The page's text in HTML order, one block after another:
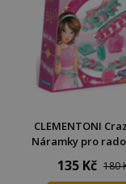
CLEMENTONI
Náramky pro
135 Kč 180